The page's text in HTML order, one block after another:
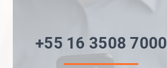
+55 16 3508 7000